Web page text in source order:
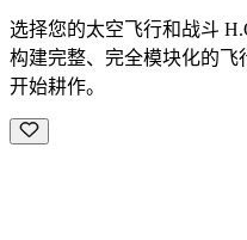
选择您的太空飞行和战斗
构建完整、完全模块化的
开始耕作。